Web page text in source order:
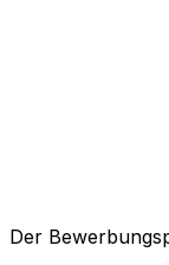
Der